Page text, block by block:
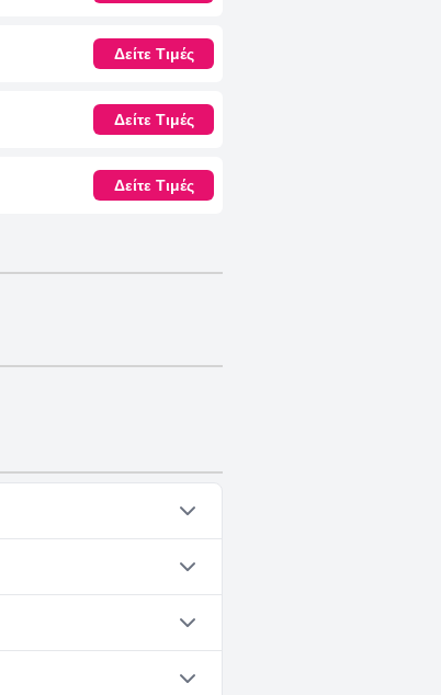
Δείτε Τιμές
Δείτε Τιμές
Δείτε Τιμές